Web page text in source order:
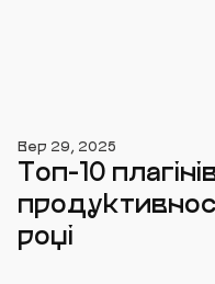
Вер 29, 2025
Топ-10
році